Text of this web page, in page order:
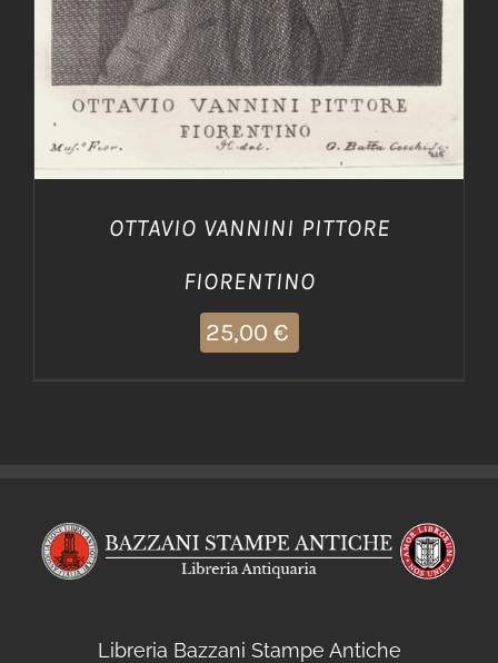
OTTAVIO VANNINI PITTORE
FIORENTINO
25,00 €
Libreria Bazzani Stampe Antiche